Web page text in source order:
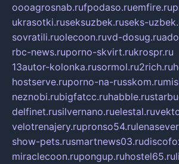
oooagrosnab.rufpodaso.ruemfire.ru
ukrasotki.ruseksuzbek.ruseks-
sovratili.ruolecoon.ruvd-dosug.ru
rbc-news.ruporno-skvirt.rukrospr.ru
13autor-kolonka.rusormol.ru2rich.ru
hostserve.ruporno-na-russkom.ru
neznobi.rubigfatcc.ruhabble.ru
delfinet.rusilvernano.ruelestal.ru
velotrenajery.rupronso54.ru
show-pets.rusmartnews03.ru
miraclecoon.rupongup.ruhostel65.ru